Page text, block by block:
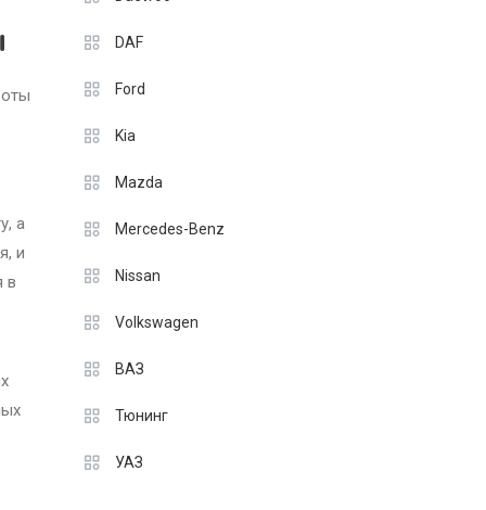
а
и
в
DAF
Ford
Kia
Mazda
Mercedes-Benz
Nissan
Volkswagen
ВАЗ
Тюнинг
УАЗ